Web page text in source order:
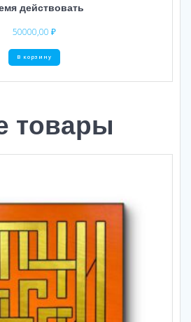
действовать
50000,00 ₽
В корзину
товары